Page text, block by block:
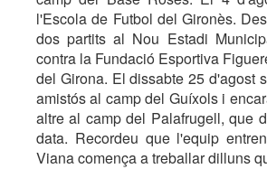
l'Escola de Futbol del Gironès.
dos partits al Nou Estadi
contra la Fundació Esportiva
del Girona. El dissabte 25 d'agost
amistós al camp del Guíxols i
altre al camp del Palafrugell, que
data. Recordeu que l'equip
Viana comença a treballar dilluns